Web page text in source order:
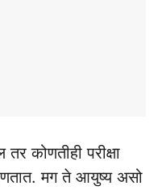
कोणतीही परीक्षा
मग ते आयुष्य असो